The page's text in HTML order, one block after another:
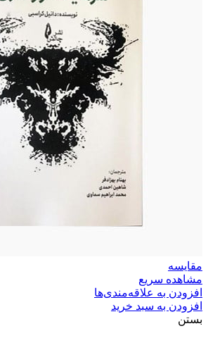
مقایسه
مشاهده سریع
افزودن به علاقه‌مندی‌ها
افزودن به سبد خرید
بستن